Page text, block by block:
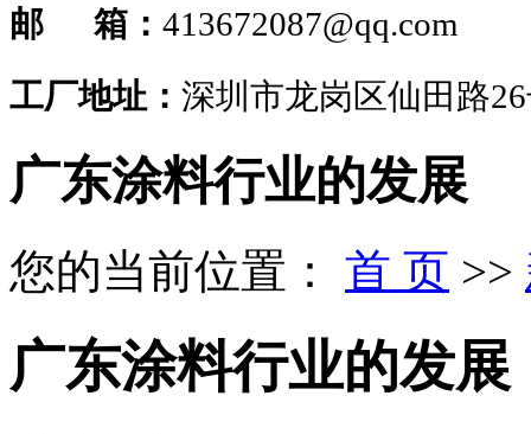
邮 箱： 413672087@qq.com
工厂地址： 深圳市龙岗区仙田路
广东涂料行业的发展
您的当前位置： 首 页 >>
广东涂料行业的发展